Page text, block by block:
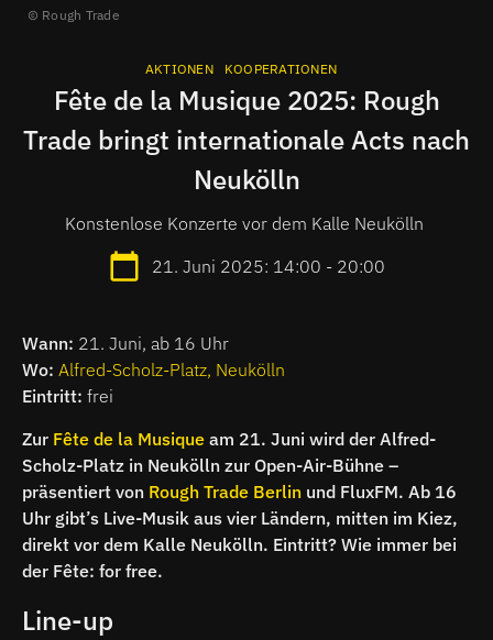
Rough Trade
AKTIONEN KOOPERATIONEN
Fête de la Musique 2025: Rough
Trade bringt internationale Acts nach
Neukölln
Konstenlose Konzerte vor dem Kalle Neukölln
21. Juni 2025: 14:00 - 20:00
Wann: 21. Juni, ab 16 Uhr
Wo: Alfred-Scholz-Platz, Neukölln
Eintritt: frei
Zur Fête de la Musique am 21. Juni wird der Alfred-
Scholz-Platz in Neukölln zur Open-Air-Bühne –
präsentiert von Rough Trade Berlin und FluxFM. Ab 16
Uhr gibt’s Live-Musik aus vier Ländern, mitten im Kiez,
direkt vor dem Kalle Neukölln. Eintritt? Wie immer bei
der Fête: for free.
Line-up